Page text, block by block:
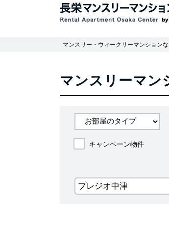
マンスリー・ウィークリーマンション
マンスリーマン
キャンペーン物件